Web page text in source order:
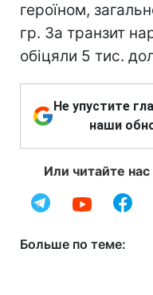
героїном,
гр. За транзит
обіцяли 5 тис.
Не упустите
наши
Или читайте
Больше по теме: